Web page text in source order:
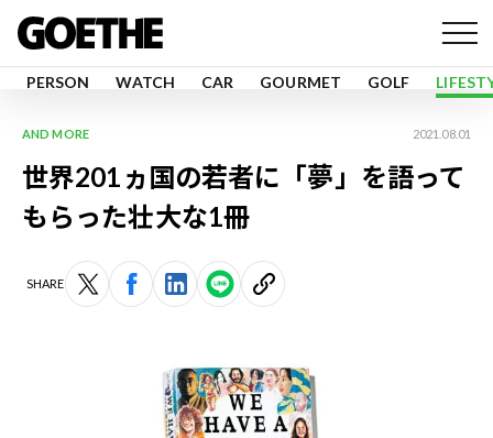
PERSON WATCH CAR GOURMET GOLF
AND MORE 2021.08.01
世界201ヵ国の若者に「夢」を語って
もらった壮大な1冊
SHARE